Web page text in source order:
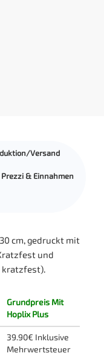
Versand
Prezzi & Einnahmen
cm, gedruckt mit
und
kratzfest).
Grundpreis Mit
Hoplix Plus
39.90€ Inklusive
Mehrwertsteuer